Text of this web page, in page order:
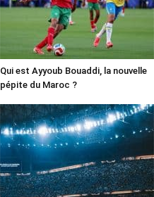
Qui est Ayyoub Bouaddi, la nouvelle
pépite du Maroc ?